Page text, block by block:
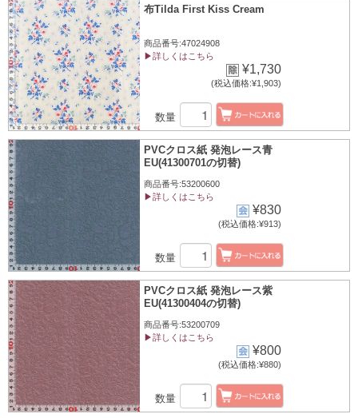
布Tilda First Kiss Cream
商品番号:47024908
▶詳しくはこちら
¥1,730
(税込価格:¥1,903)
数量
PVCクロス紙 発泡レース青
EU(41300701の切替)
商品番号:53200600
▶詳しくはこちら
¥830
(税込価格:¥913)
数量
PVCクロス紙 発泡レース紫
EU(41300404の切替)
商品番号:53200709
▶詳しくはこちら
¥800
(税込価格:¥880)
数量